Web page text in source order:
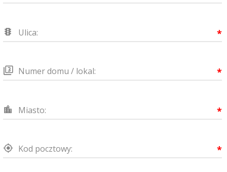
*
Ulica:
*
Numer domu / lokal:
*
Miasto:
*
Kod pocztowy: